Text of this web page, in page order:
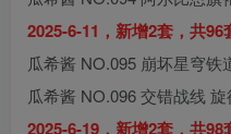
2025-6-11，新增2套，共96
瓜希酱 NO.095 崩坏星穹铁
瓜希酱 NO.096 交错战线
2025-6-19，新增2套，共98